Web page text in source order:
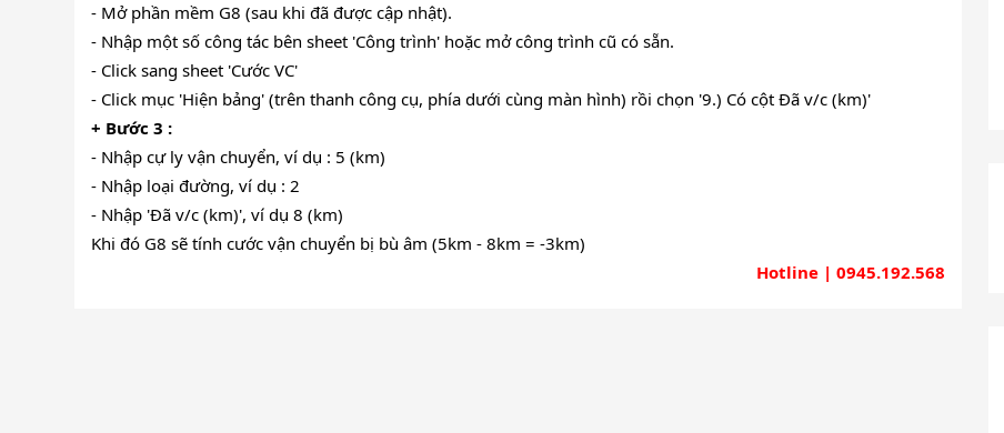
- Mở phần mềm G8 (sau khi đã được cập nhật).
- Nhập một số công tác bên sheet 'Công trình' hoặc mở công trình cũ có sẵn.
- Click sang sheet 'Cước VC'
- Click mục 'Hiện bảng' (trên thanh công cụ, phía dưới cùng màn hình) rồi chọn '9.) Có cột Đã v/c (km)'
+ Bước 3 :
- Nhập cự ly vận chuyển, ví dụ : 5 (km)
- Nhập loại đường, ví dụ : 2
- Nhập 'Đã v/c (km)', ví dụ 8 (km)
Khi đó G8 sẽ tính cước vận chuyển bị bù âm (5km - 8km = -3km)
Hotline | 0945.192.568